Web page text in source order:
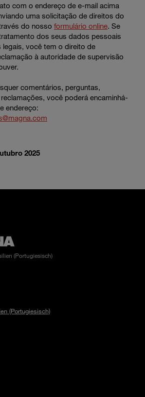
com o endereço de e-mail acima
uma solicitação de direitos do
do nosso formulário online. Se
dos seus dados pessoais
você tem o direito de
à autoridade de supervisão
comentários, perguntas,
você poderá encaminhá-
endereço:
2025
(Portugiesisch)
(Portugiesisch)